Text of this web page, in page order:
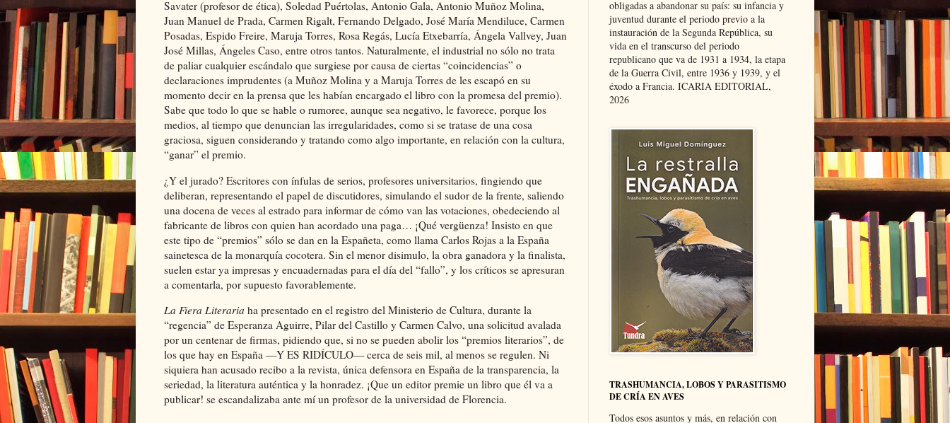
Savater (profesor de ética), Soledad Puértolas, Antonio Gala, Antonio Muñoz Molina,
Juan Manuel de Prada, Carmen Rigalt, Fernando Delgado, José María Mendiluce, Carmen
Posadas, Espido Freire, Maruja Torres, Rosa Regás, Lucía Etxebarría, Ángela Vallvey, Juan
José Millas, Ángeles Caso, entre otros tantos. Naturalmente, el industrial no sólo no trata
de paliar cualquier escándalo que surgiese por causa de ciertas “coincidencias” o
declaraciones imprudentes (a Muñoz Molina y a Maruja Torres de les escapó en su
momento decir en la prensa que les habían encargado el libro con la promesa del premio).
Sabe que todo lo que se hable o rumoree, aunque sea negativo, le favorece, porque los
medios, al tiempo que denuncian las irregularidades, como si se tratase de una cosa
graciosa, siguen considerando y tratando como algo importante, en relación con la cultura,
“ganar” el premio.
¿Y el jurado? Escritores con ínfulas de serios, profesores universitarios, fingiendo que
deliberan, representando el papel de discutidores, simulando el sudor de la frente, saliendo
una docena de veces al estrado para informar de cómo van las votaciones, obedeciendo al
fabricante de libros con quien han acordado una paga… ¡Qué vergüenza! Insisto en que
este tipo de “premios” sólo se dan en la Españeta, como llama Carlos Rojas a la España
sainetesca de la monarquía cocotera. Sin el menor disimulo, la obra ganadora y la finalista,
suelen estar ya impresas y encuadernadas para el día del “fallo”, y los críticos se apresuran
a comentarla, por supuesto favorablemente.
La Fiera Literaria ha presentado en el registro del Ministerio de Cultura, durante la
“regencia” de Esperanza Aguirre, Pilar del Castillo y Carmen Calvo, una solicitud avalada
por un centenar de firmas, pidiendo que, si no se pueden abolir los “premios literarios”, de
los que hay en España —Y ES RIDÍCULO— cerca de seis mil, al menos se regulen. Ni
siquiera han acusado recibo a la revista, única defensora en España de la transparencia, la
seriedad, la literatura auténtica y la honradez. ¡Que un editor premie un libro que él va a
publicar! se escandalizaba ante mí un profesor de la universidad de Florencia.
obligadas a abandonar su país: su infancia y
juventud durante el periodo previo a la
instauración de la Segunda República, su
vida en el transcurso del periodo
republicano que va de 1931 a 1934, la etapa
de la Guerra Civil, entre 1936 y 1939, y el
éxodo a Francia. ICARIA EDITORIAL,
2026
TRASHUMANCIA, LOBOS Y PARASITISMO
DE CRÍA EN AVES
Todos esos asuntos y más, en relación con